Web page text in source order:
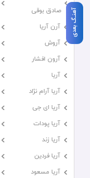
آهنـگ بعدی
صادق بوقی
آرن آریا
آروش
آرون افشار
آریا
آریا آرام نژاد
آریا ای جی
آریا پودات
آریا زند
آریا فردین
آریا مسعود